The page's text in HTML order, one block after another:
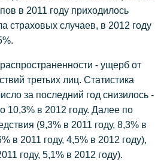
в 2011 году приходилось
страховых случаев, в 2012 году
- ущерб от
третьих лиц. Статистика
за последний год снизилось -
10,3% в 2012 году. Далее по
(9,3% в 2011 году, 8,3% в
в 2011 году, 4,5% в 2012 году),
году, 5,1% в 2012 году).